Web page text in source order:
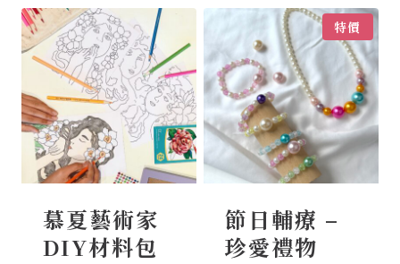
慕夏藝術家
DIY材料包
特價
節日輔療 –
珍愛禮物